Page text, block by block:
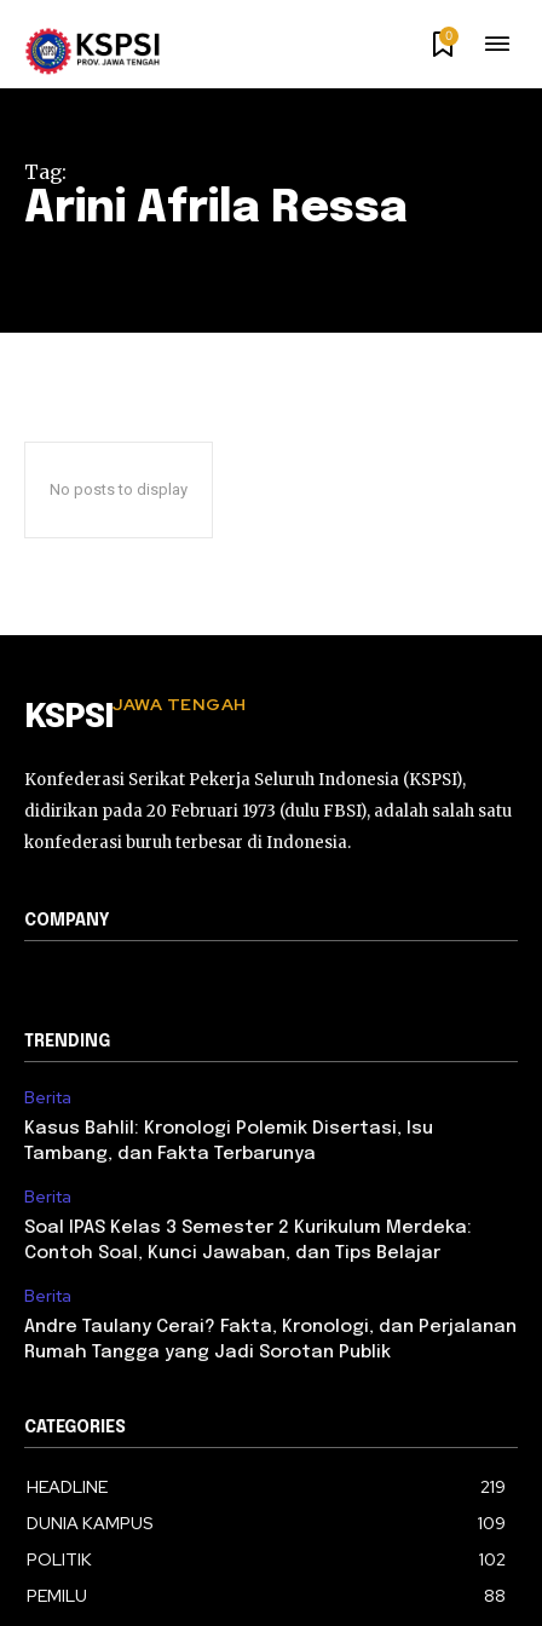
0
Tag:
Arini Afrila Ressa
No posts to display
KSPSI JAWA TENGAH
Konfederasi Serikat Pekerja Seluruh Indonesia (KSPSI),
didirikan pada 20 Februari 1973 (dulu FBSI), adalah salah satu
konfederasi buruh terbesar di Indonesia.
COMPANY
TRENDING
Berita
Kasus Bahlil: Kronologi Polemik Disertasi, Isu
Tambang, dan Fakta Terbarunya
Berita
Soal IPAS Kelas 3 Semester 2 Kurikulum Merdeka:
Contoh Soal, Kunci Jawaban, dan Tips Belajar
Berita
Andre Taulany Cerai? Fakta, Kronologi, dan Perjalanan
Rumah Tangga yang Jadi Sorotan Publik
CATEGORIES
HEADLINE
219
DUNIA KAMPUS
109
POLITIK
102
PEMILU
88